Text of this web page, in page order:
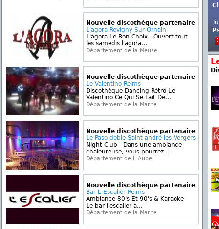
Nouvelle discothèque partenaire
L'agora Revigny Sur Ornain
L'agora Le Bon Choix - Ouvert tout
les samedis l'agora...
Département de la Meuse
Nouvelle discothèque partenaire
Le Valentino Reims
Discothèque Dancing Rétro Le
Valentino Ce Qui Se Fait De...
Département de la Marne
Nouvelle discothèque partenaire
Le Paso-doble Saint-andré-les Vergers
Night Club - Dans une ambiance
chaleureuse, vous pourrez...
Département de l' Aube
Nouvelle discothèque partenaire
Bar L Escalier Reims
Ambiance 80's Et 90's & Karaoke -
Le bar l'escalier à...
Département de la Marne